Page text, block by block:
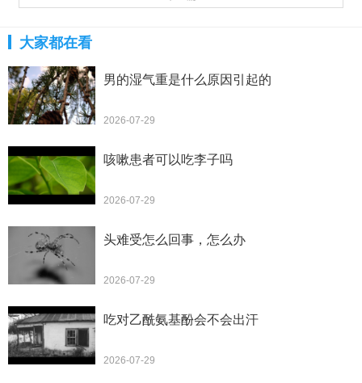
大家都在看
男的湿气重是什么原因引起的
2026-07-29
咳嗽患者可以吃李子吗
2026-07-29
头难受怎么回事，怎么办
2026-07-29
吃对乙酰氨基酚会不会出汗
2026-07-29